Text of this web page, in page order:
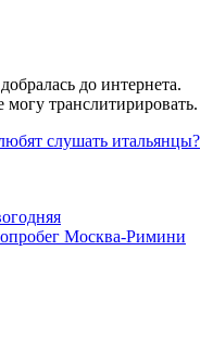
до интернета.
могу транслитирировать.
слушать итальянцы?
Москва-Римини